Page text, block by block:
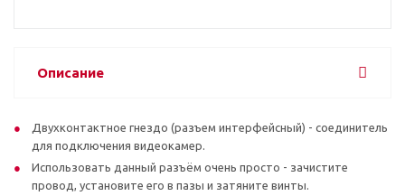
Описание
Двухконтактное гнездо (разъем интерфейсный) - соединитель
для подключения видеокамер.
Использовать данный разъём очень просто - зачистите
провод, установите его в пазы и затяните винты.